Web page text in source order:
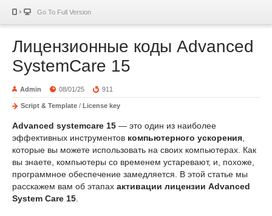
Go To Full Version
Лицензионные коды Advanced
SystemCare 15
Admin 08/01/25 911
Script & Template / License key
Advanced systemcare 15 — это один из наиболее
эффективных инструментов компьютерного ускорения
которые вы можете использовать на своих компьютерах. Как
вы знаете, компьютеры со временем устаревают, и, похоже,
программное обеспечение замедляется. В этой статье мы
расскажем вам об этапах активации лицензии Advanced
System Care 15